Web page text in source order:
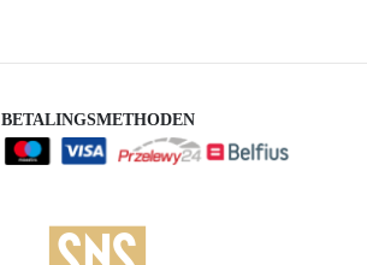
BETALINGSMETHODEN